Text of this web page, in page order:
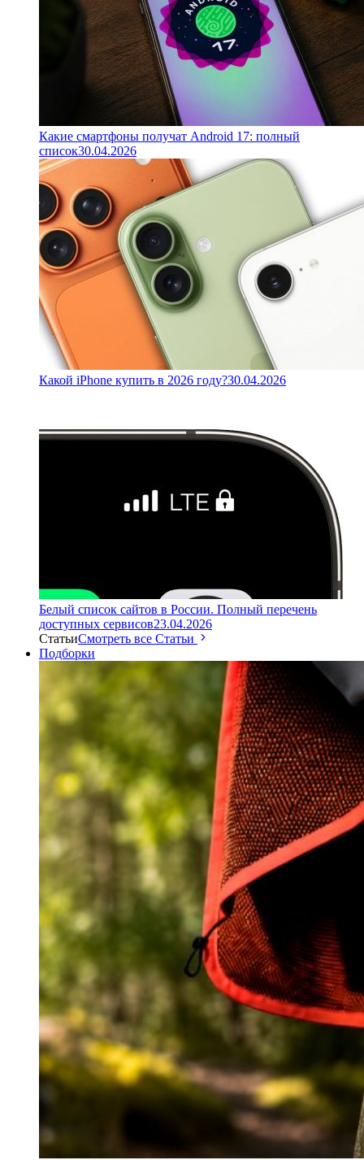
Какие смартфоны получат Android 17: полный
список30.04.2026
Какой iPhone купить в 2026 году?30.04.2026
Белый список сайтов в России. Полный перечень
доступных сервисов23.04.2026
СтатьиСмотреть все Статьи
Подборки